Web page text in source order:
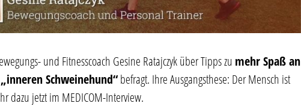
und Fitnesscoach Gesine Ratajczyk über Tipps zu mehr Spaß an
„inneren Schweinehund“befragt. Ihre Ausgangsthese: Der Mensch ist
dazu jetzt im MEDICOM-Interview.